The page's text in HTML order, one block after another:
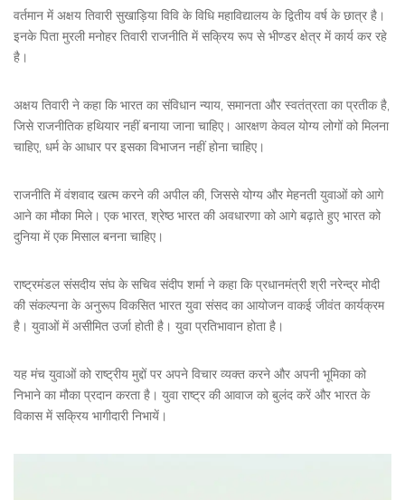
वर्तमान में अक्षय तिवारी सुखाड़िया विवि के विधि महाविद्यालय के द्वितीय वर्ष के छात्र है।
इनके पिता मुरली मनोहर तिवारी राजनीति में सक्रिय रूप से भीण्डर क्षेत्र में कार्य कर रहे
है।
अक्षय तिवारी ने कहा कि भारत का संविधान न्याय, समानता और स्वतंत्रता का प्रतीक है,
जिसे राजनीतिक हथियार नहीं बनाया जाना चाहिए। आरक्षण केवल योग्य लोगों को मिलना
चाहिए, धर्म के आधार पर इसका विभाजन नहीं होना चाहिए।
राजनीति में वंशवाद खत्म करने की अपील की, जिससे योग्य और मेहनती युवाओं को आगे
आने का मौका मिले। एक भारत, श्रेष्ठ भारत की अवधारणा को आगे बढ़ाते हुए भारत को
दुनिया में एक मिसाल बनना चाहिए।
राष्ट्रमंडल संसदीय संघ के सचिव संदीप शर्मा ने कहा कि प्रधानमंत्री श्री नरेन्द्र मोदी
की संकल्पना के अनुरूप विकसित भारत युवा संसद का आयोजन वाकई जीवंत कार्यक्रम
है। युवाओं में असीमित उर्जा होती है। युवा प्रतिभावान होता है।
यह मंच युवाओं को राष्ट्रीय मुद्दों पर अपने विचार व्यक्त करने और अपनी भूमिका को
निभाने का मौका प्रदान करता है। युवा राष्ट्र की आवाज को बुलंद करें और भारत के
विकास में सक्रिय भागीदारी निभायें।